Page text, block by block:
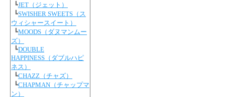
┗JET（ジェット）
┗SWISHER SWEETS（ス
ウィシャースイート）
┗MOODS（ダヌマンムー
ズ）
┗DOUBLE
HAPPINESS（ダブルハピ
ネス）
┗CHAZZ（チャズ）
┗CHAPMAN（チャップマ
ン）